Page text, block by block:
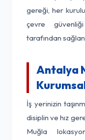
gereği, her
çevre
tarafından
Antalya
İş yerinizin
disiplin ve hız
Muğla